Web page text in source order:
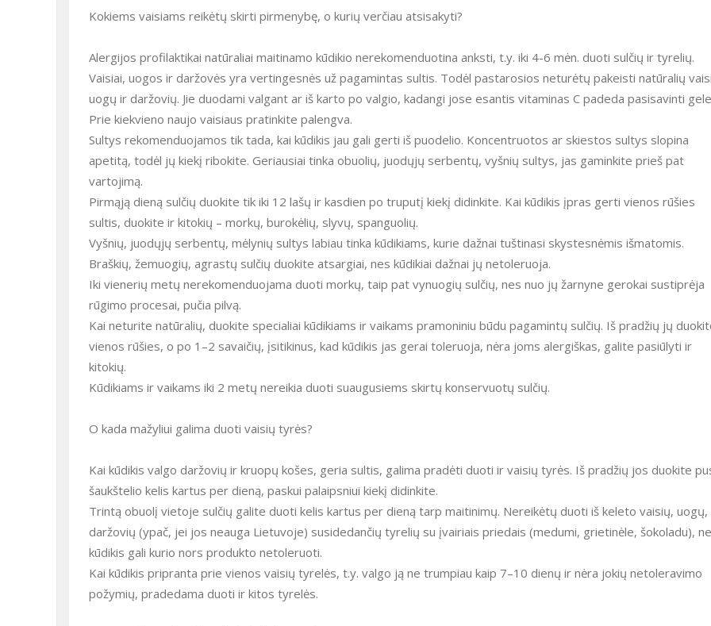
Kokiems vaisiams reikėtų skirti pirmenybę, o kurių verčiau atsisakyti?
Alergijos profilaktikai natūraliai maitinamo kūdikio nerekomenduotina anksti, t.y. iki 4-6 mėn. duoti sulčių ir tyrelių.
Vaisiai, uogos ir daržovės yra vertingesnės už pagamintas sultis. Todėl pastarosios neturėtų pakeisti natūralių
uogų ir daržovių. Jie duodami valgant ar iš karto po valgio, kadangi jose esantis vitaminas C padeda pasisavinti
Prie kiekvieno naujo vaisiaus pratinkite palengva.
Sultys rekomenduojamos tik tada, kai kūdikis jau gali gerti iš puodelio. Koncentruotos ar skiestos sultys slopina
apetitą, todėl jų kiekį ribokite. Geriausiai tinka obuolių, juodųjų serbentų, vyšnių sultys, jas gaminkite prieš pat
vartojimą.
Pirmąją dieną sulčių duokite tik iki 12 lašų ir kasdien po truputį kiekį didinkite. Kai kūdikis įpras gerti vienos rūšies
sultis, duokite ir kitokių – morkų, burokėlių, slyvų, spanguolių.
Vyšnių, juodųjų serbentų, mėlynių sultys labiau tinka kūdikiams, kurie dažnai tuštinasi skystesnėmis išmatomis.
Braškių, žemuogių, agrastų sulčių duokite atsargiai, nes kūdikiai dažnai jų netoleruoja.
Iki vienerių metų nerekomenduojama duoti morkų, taip pat vynuogių sulčių, nes nuo jų žarnyne gerokai sustiprėja
rūgimo procesai, pučia pilvą.
Kai neturite natūralių, duokite specialiai kūdikiams ir vaikams pramoniniu būdu pagamintų sulčių. Iš pradžių jų
vienos rūšies, o po 1–2 savaičių, įsitikinus, kad kūdikis jas gerai toleruoja, nėra joms alergiškas, galite pasiūlyti ir
kitokių.
Kūdikiams ir vaikams iki 2 metų nereikia duoti suaugusiems skirtų konservuotų sulčių.
O kada mažyliui galima duoti vaisių tyrės?
Kai kūdikis valgo daržovių ir kruopų košes, geria sultis, galima pradėti duoti ir vaisių tyrės. Iš pradžių jos duokite
šaukštelio kelis kartus per dieną, paskui palaipsniui kiekį didinkite.
Trintą obuolį vietoje sulčių galite duoti kelis kartus per dieną tarp maitinimų. Nereikėtų duoti iš keleto vaisių, uogų,
daržovių (ypač, jei jos neauga Lietuvoje) susidedančių tyrelių su įvairiais priedais (medumi, grietinėle, šokoladu),
kūdikis gali kurio nors produkto netoleruoti.
Kai kūdikis pripranta prie vienos vaisių tyrelės, t.y. valgo ją ne trumpiau kaip 7–10 dienų ir nėra jokių netoleravimo
požymių, pradedama duoti ir kitos tyrelės.